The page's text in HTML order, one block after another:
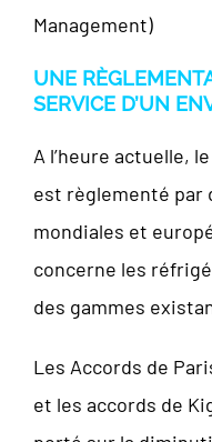
Management)
UNE
SERVICE D’UN
A l’heure actuelle,
est règlementé par
mondiales et
concerne les
des gammes
Les Accords de
et les accords de